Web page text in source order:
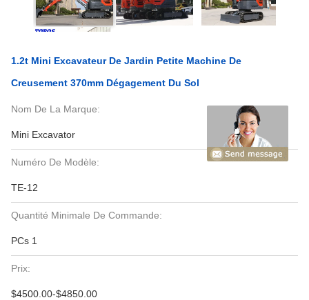
1.2t Mini Excavateur De Jardin Petite Machine De
Creusement 370mm Dégagement Du Sol
Nom De La Marque:
Mini Excavator
Numéro De Modèle:
TE-12
Quantité Minimale De Commande:
PCs 1
Prix:
$4500.00-$4850.00